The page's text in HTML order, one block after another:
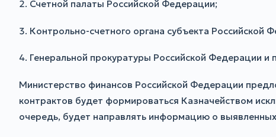
2. Счетной палаты Российской Федерации;
3. Контрольно-счетного органа субъекта Российской
4. Генеральной прокуратуры Российской Федерации
Министерство финансов Российской Федерации
контрактов будет формироваться Казначейством
очередь, будет направлять информацию о